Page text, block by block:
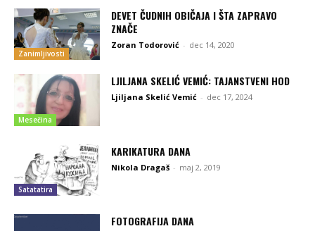
Zanimljivosti
DEVET ČUDNIH OBIČAJA I ŠTA ZAPRAVO
ZNAČE
Zoran Todorović - dec 14, 2020
Mesečina
LJILJANA SKELIĆ VEMIĆ: TAJANSTVENI HOD
Ljiljana Skelić Vemić - dec 17, 2024
Satatatira
KARIKATURA DANA
Nikola Dragaš - maj 2, 2019
FOTOGRAFIJA DANA